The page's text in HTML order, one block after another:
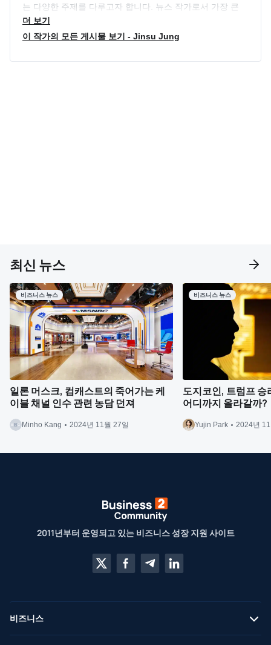
는 다양한 주제를 다루고자 합니다. 뉴스 작가로서 가장 큰
목표는 독자들에게 도움이 될만한 투명하고 객관적인 정보를
제공하는 것이며, 다양한 분야의 동향을 지속적으로 파악하
더 보기
이 작가의 모든 게시물 보기 - Jinsu Jung
최신 뉴스
일론 머스크, 컴캐스트의 죽어가는 케
이블 채널 인수 관련 농담 던져
Minho Kang 2024년 11월 27일
비즈니스 뉴스
도지코인, 트럼프 승
어디까지 올라갈까?
Yujin Park 2024년
비즈니스 뉴스
2011년부터 운영되고 있는 비즈니스 성장 지원 사이트
비즈니스